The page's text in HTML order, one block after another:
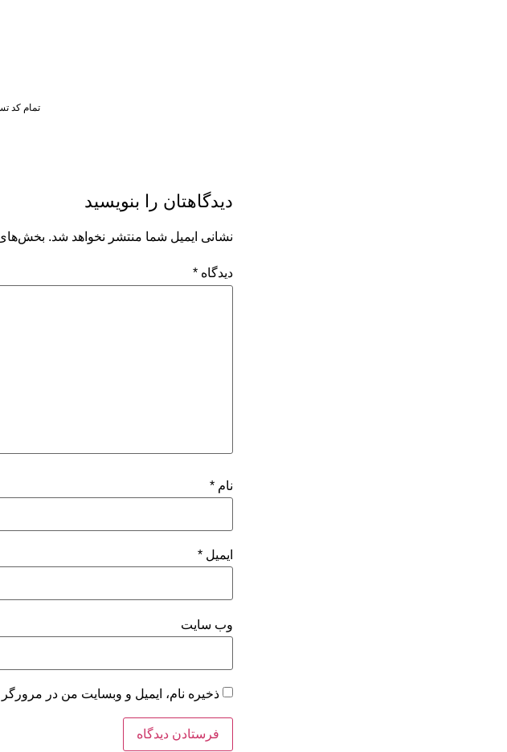
تمام کد
دیدگاهتان را بنویسید
نشانی ایمیل شما منتشر نخواهد شد. بخش‌های
دیدگاه *
نام *
ایمیل *
وب‌ سایت
ذخیره نام، ایمیل و وبسایت من در